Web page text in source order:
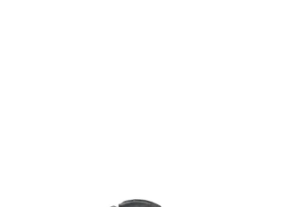
aceeași osie a anvelopelor cu
siguranța și eficiența